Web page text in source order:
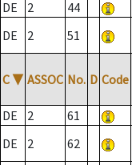
DE
2 44
DE
2 51
C ▼ ASSOC No. D Code
DE 2 61
DE
2 62